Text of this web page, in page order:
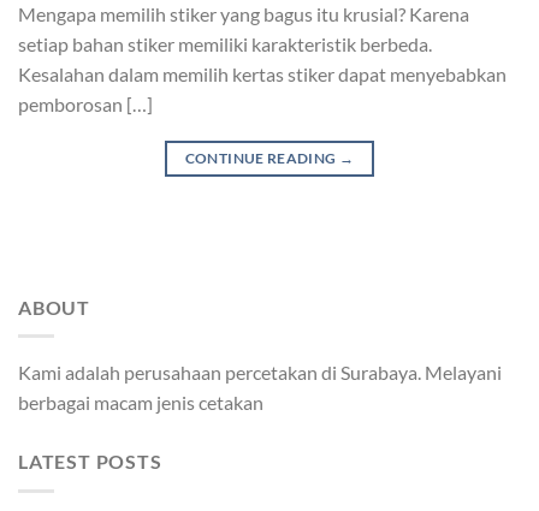
Mengapa memilih stiker yang bagus itu krusial? Karena
setiap bahan stiker memiliki karakteristik berbeda.
Kesalahan dalam memilih kertas stiker dapat menyebabkan
pemborosan […]
CONTINUE READING →
ABOUT
Kami adalah perusahaan percetakan di Surabaya. Melayani
berbagai macam jenis cetakan
LATEST POSTS